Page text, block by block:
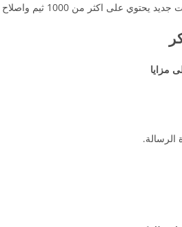
من 1000 ثيم واصلاح مشكلة الثيمات .
مزايا
الرسالة.